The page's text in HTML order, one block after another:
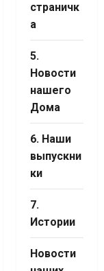
грантов
грантов
страничк
а
5.
Новости
нашего
Дома
6. Наши
выпускни
ки
7.
Истории
Новости